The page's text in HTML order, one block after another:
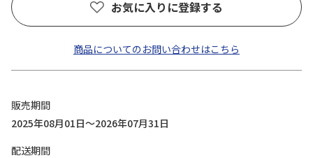
お気に入りに登録する
商品についてのお問い合わせはこちら
販売期間
2025年08月01日～2026年07月31日
配送期間